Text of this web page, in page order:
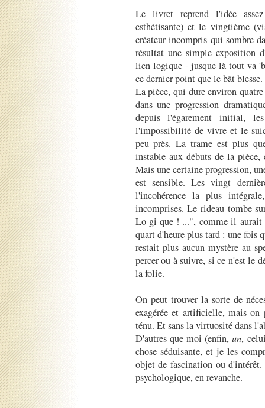
Le livretreprend l'idée
esthétisante) et le vingtième
créateur incompris qui sombre
résultat une simple exposition
lien logique - jusque là tout va
ce dernier point que le bât blesse.
La pièce, qui dure environ
dans une progression
depuis l'égarement initial,
l'impossibilité de vivre et le
peu près. La trame est plus
instable aux débuts de la
Mais une certaine progression,
est sensible. Les vingt
l'incohérence la plus
incomprises. Le rideau tombe
Lo-gi-que ! ...", comme il aurait
quart d'heure plus tard : une fois
restait plus aucun mystère au
percer ou à suivre, si ce n'est le
la folie.
On peut trouver la sorte de
exagérée et artificielle, mais
ténu. Et sans la virtuosité dans
D'autres que moi (enfin,un,
chose séduisante, et je les
objet de fascination ou
psychologique, en revanche.